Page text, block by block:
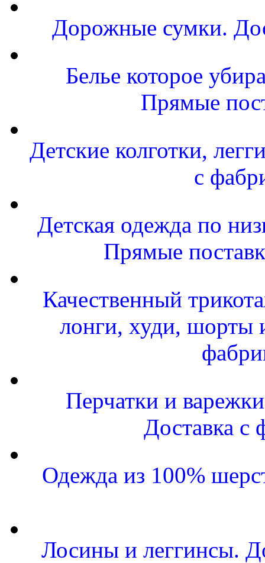
Дорожные сумки.
Белье которое
Прямые
Детские колготки,
с
Детская одежда по
Прямые
Качественный
лонги, худи, шорты
Перчатки и
Доставка с
Одежда из 100%
Лосины и леггинсы.